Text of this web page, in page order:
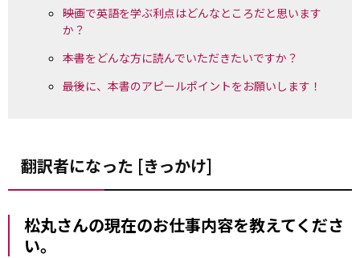
――映画で英語を学ぶ利点はどんなところだと思います
か？
――本書をどんな方に読んでいただきたいですか？
――最後に、本書のアピールポイントをお願いします！
翻訳者になった [きっかけ]
――松丸さんの現在のお仕事内容を教えてくださ
い。